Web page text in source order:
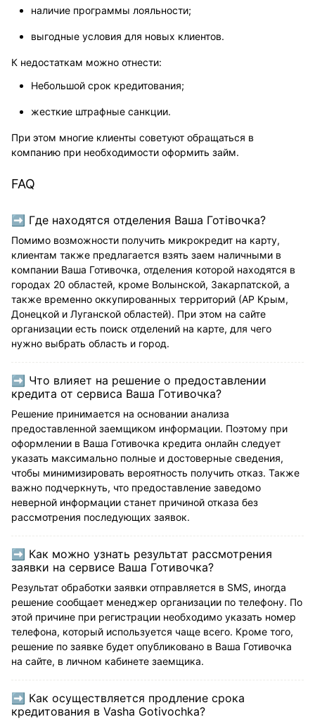
наличие программы лояльности;
выгодные условия для новых клиентов.
К недостаткам можно отнести:
Небольшой срок кредитования;
жесткие штрафные санкции.
При этом многие клиенты советуют обращаться в
компанию при необходимости оформить займ.
FAQ
➡ Где находятся отделения Ваша Готівочка?
Помимо возможности получить микрокредит на карту,
клиентам также предлагается взять заем наличными в
компании Ваша Готивочка, отделения которой находятся в
городах 20 областей, кроме Волынской, Закарпатской, а
также временно оккупированных территорий (АР Крым,
Донецкой и Луганской областей). При этом на сайте
организации есть поиск отделений на карте, для чего
нужно выбрать область и город.
➡ Что влияет на решение о предоставлении
кредита от сервиса Ваша Готивочка?
Решение принимается на основании анализа
предоставленной заемщиком информации. Поэтому при
оформлении в Ваша Готивочка кредита онлайн следует
указать максимально полные и достоверные сведения,
чтобы минимизировать вероятность получить отказ. Также
важно подчеркнуть, что предоставление заведомо
неверной информации станет причиной отказа без
рассмотрения последующих заявок.
➡ Как можно узнать результат рассмотрения
заявки на сервисе Ваша Готивочка?
Результат обработки заявки отправляется в SMS, иногда
решение сообщает менеджер организации по телефону. По
этой причине при регистрации необходимо указать номер
телефона, который используется чаще всего. Кроме того,
решение по заявке будет опубликовано в Ваша Готивочка
на сайте, в личном кабинете заемщика.
➡ Как осуществляется продление срока
кредитования в Vasha Gotivochka?